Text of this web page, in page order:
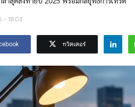
- 18:03
ทวิตเตอร์